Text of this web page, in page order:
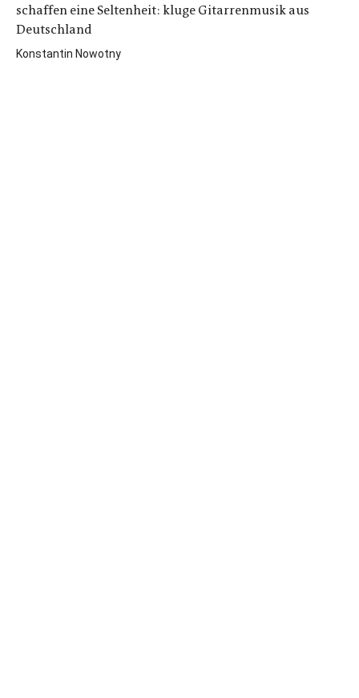
schaffen eine Seltenheit: kluge Gitarrenmusik aus
Deutschland
Konstantin Nowotny